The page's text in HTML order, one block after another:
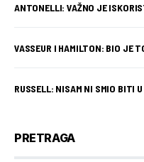
ANTONELLI: VAŽNO JE
VASSEUR I HAMILTON: BIO JE
RUSSELL: NISAM NI SMIO BITI
PRETRAGA